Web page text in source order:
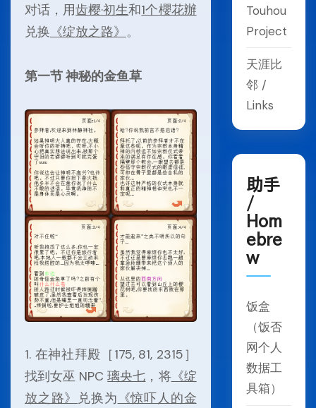
对话，用齿樱·初生和1个櫻花辦
兑换 《绽放之路》 。
第一节 神秘的金鱼草
1. 在神社拜殿［175, 81, 2315］
找到女巫 NPC璃央七 ，将《绽
放之路》 兑换为 《惊吓人的金
Touhou
Project
天涯比
邻 /
Links
助手
/
Hom
ebre
w
饭盒
（饭否
网个人
数据工
具箱）